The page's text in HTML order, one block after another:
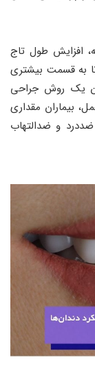
افزایش طول تاج
به قسمت بیشتری
یک روش جراحی
بیماران مقداری
ضددرد و ضدالتهاب